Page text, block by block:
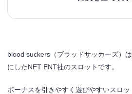
blood suckers（ブラッドサッ
ワイルドシンボルで高配
blood suckers （ブラッドサッカーズ）
にしたNET ENT社のスロットです。
ボーナスを引きやすく遊びやすいスロ